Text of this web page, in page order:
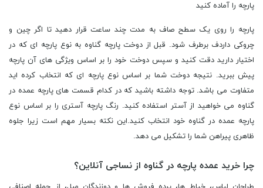
پارچه را آماده کنید
پارچه را روی یک سطح صاف به مدت چند ساعت قرار دهید تا اگر چین و
چروکی داردف برطرف شود. قبل از دوخت پارچه گناوه به نوع پارچه ای که در
اختیار دارید دقت کنید و سپس دوخت خود را بر اساس ویژگی های آن پارچه
پیش ببرید. نتیجه دوخت شما بر اساس نوع پارچه ای که انتخاب کرده اید
متفاوت می باشد. توجه داشته باشید که در کدام قسمت های پارچه عمده در
گناوه می خواهید از آستر استفاده کنید. رنگ پارچه آستری را بر اساس نوع
پارچه عمده در گناوه خود انتخاب کنید.این نکته بسیار مهم است زیرا جلوه
ظاهری پیراهن شما را تشکیل می دهد.
چرا خرید عمده پارچه در گناوه از نساجی آنلاین؟